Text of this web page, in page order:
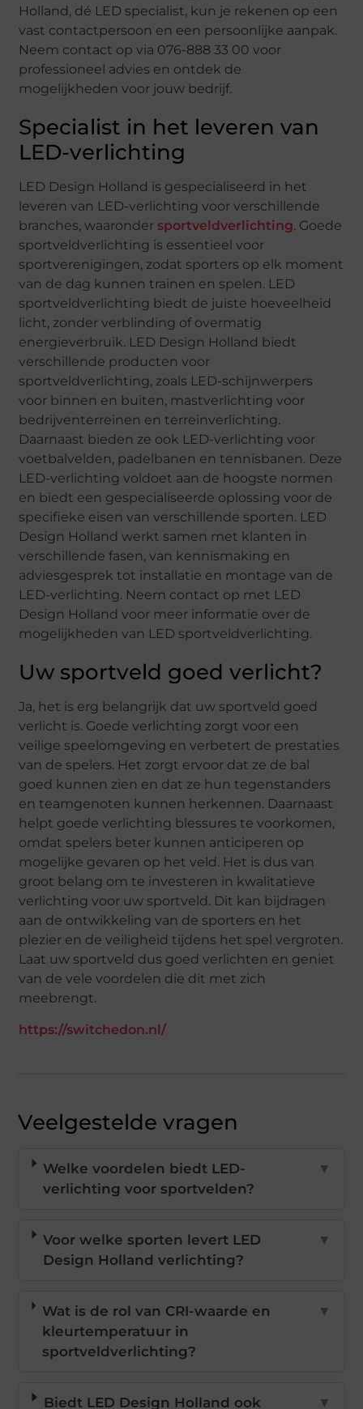
Holland, dé LED specialist, kun je rekenen op een
vast contactpersoon en een persoonlijke aanpak.
Neem contact op via 076-888 33 00 voor
professioneel advies en ontdek de
mogelijkheden voor jouw bedrijf.
Specialist in het leveren van
LED-verlichting
LED Design Holland is gespecialiseerd in het
leveren van LED-verlichting voor verschillende
branches, waaronder sportveldverlichting. Goede
sportveldverlichting is essentieel voor
sportverenigingen, zodat sporters op elk moment
van de dag kunnen trainen en spelen. LED
sportveldverlichting biedt de juiste hoeveelheid
licht, zonder verblinding of overmatig
energieverbruik. LED Design Holland biedt
verschillende producten voor
sportveldverlichting, zoals LED-schijnwerpers
voor binnen en buiten, mastverlichting voor
bedrijventerreinen en terreinverlichting.
Daarnaast bieden ze ook LED-verlichting voor
voetbalvelden, padelbanen en tennisbanen. Deze
LED-verlichting voldoet aan de hoogste normen
en biedt een gespecialiseerde oplossing voor de
specifieke eisen van verschillende sporten. LED
Design Holland werkt samen met klanten in
verschillende fasen, van kennismaking en
adviesgesprek tot installatie en montage van de
LED-verlichting. Neem contact op met LED
Design Holland voor meer informatie over de
mogelijkheden van LED sportveldverlichting.
Uw sportveld goed verlicht?
Ja, het is erg belangrijk dat uw sportveld goed
verlicht is. Goede verlichting zorgt voor een
veilige speelomgeving en verbetert de prestaties
van de spelers. Het zorgt ervoor dat ze de bal
goed kunnen zien en dat ze hun tegenstanders
en teamgenoten kunnen herkennen. Daarnaast
helpt goede verlichting blessures te voorkomen,
omdat spelers beter kunnen anticiperen op
mogelijke gevaren op het veld. Het is dus van
groot belang om te investeren in kwalitatieve
verlichting voor uw sportveld. Dit kan bijdragen
aan de ontwikkeling van de sporters en het
plezier en de veiligheid tijdens het spel vergroten.
Laat uw sportveld dus goed verlichten en geniet
van de vele voordelen die dit met zich
meebrengt.
https://switchedon.nl/
Veelgestelde vragen
Welke voordelen biedt LED-
verlichting voor sportvelden?
▼
Voor welke sporten levert LED
Design Holland verlichting?
▼
Wat is de rol van CRI-waarde en
kleurtemperatuur in
sportveldverlichting?
▼
Biedt LED Design Holland ook ▼